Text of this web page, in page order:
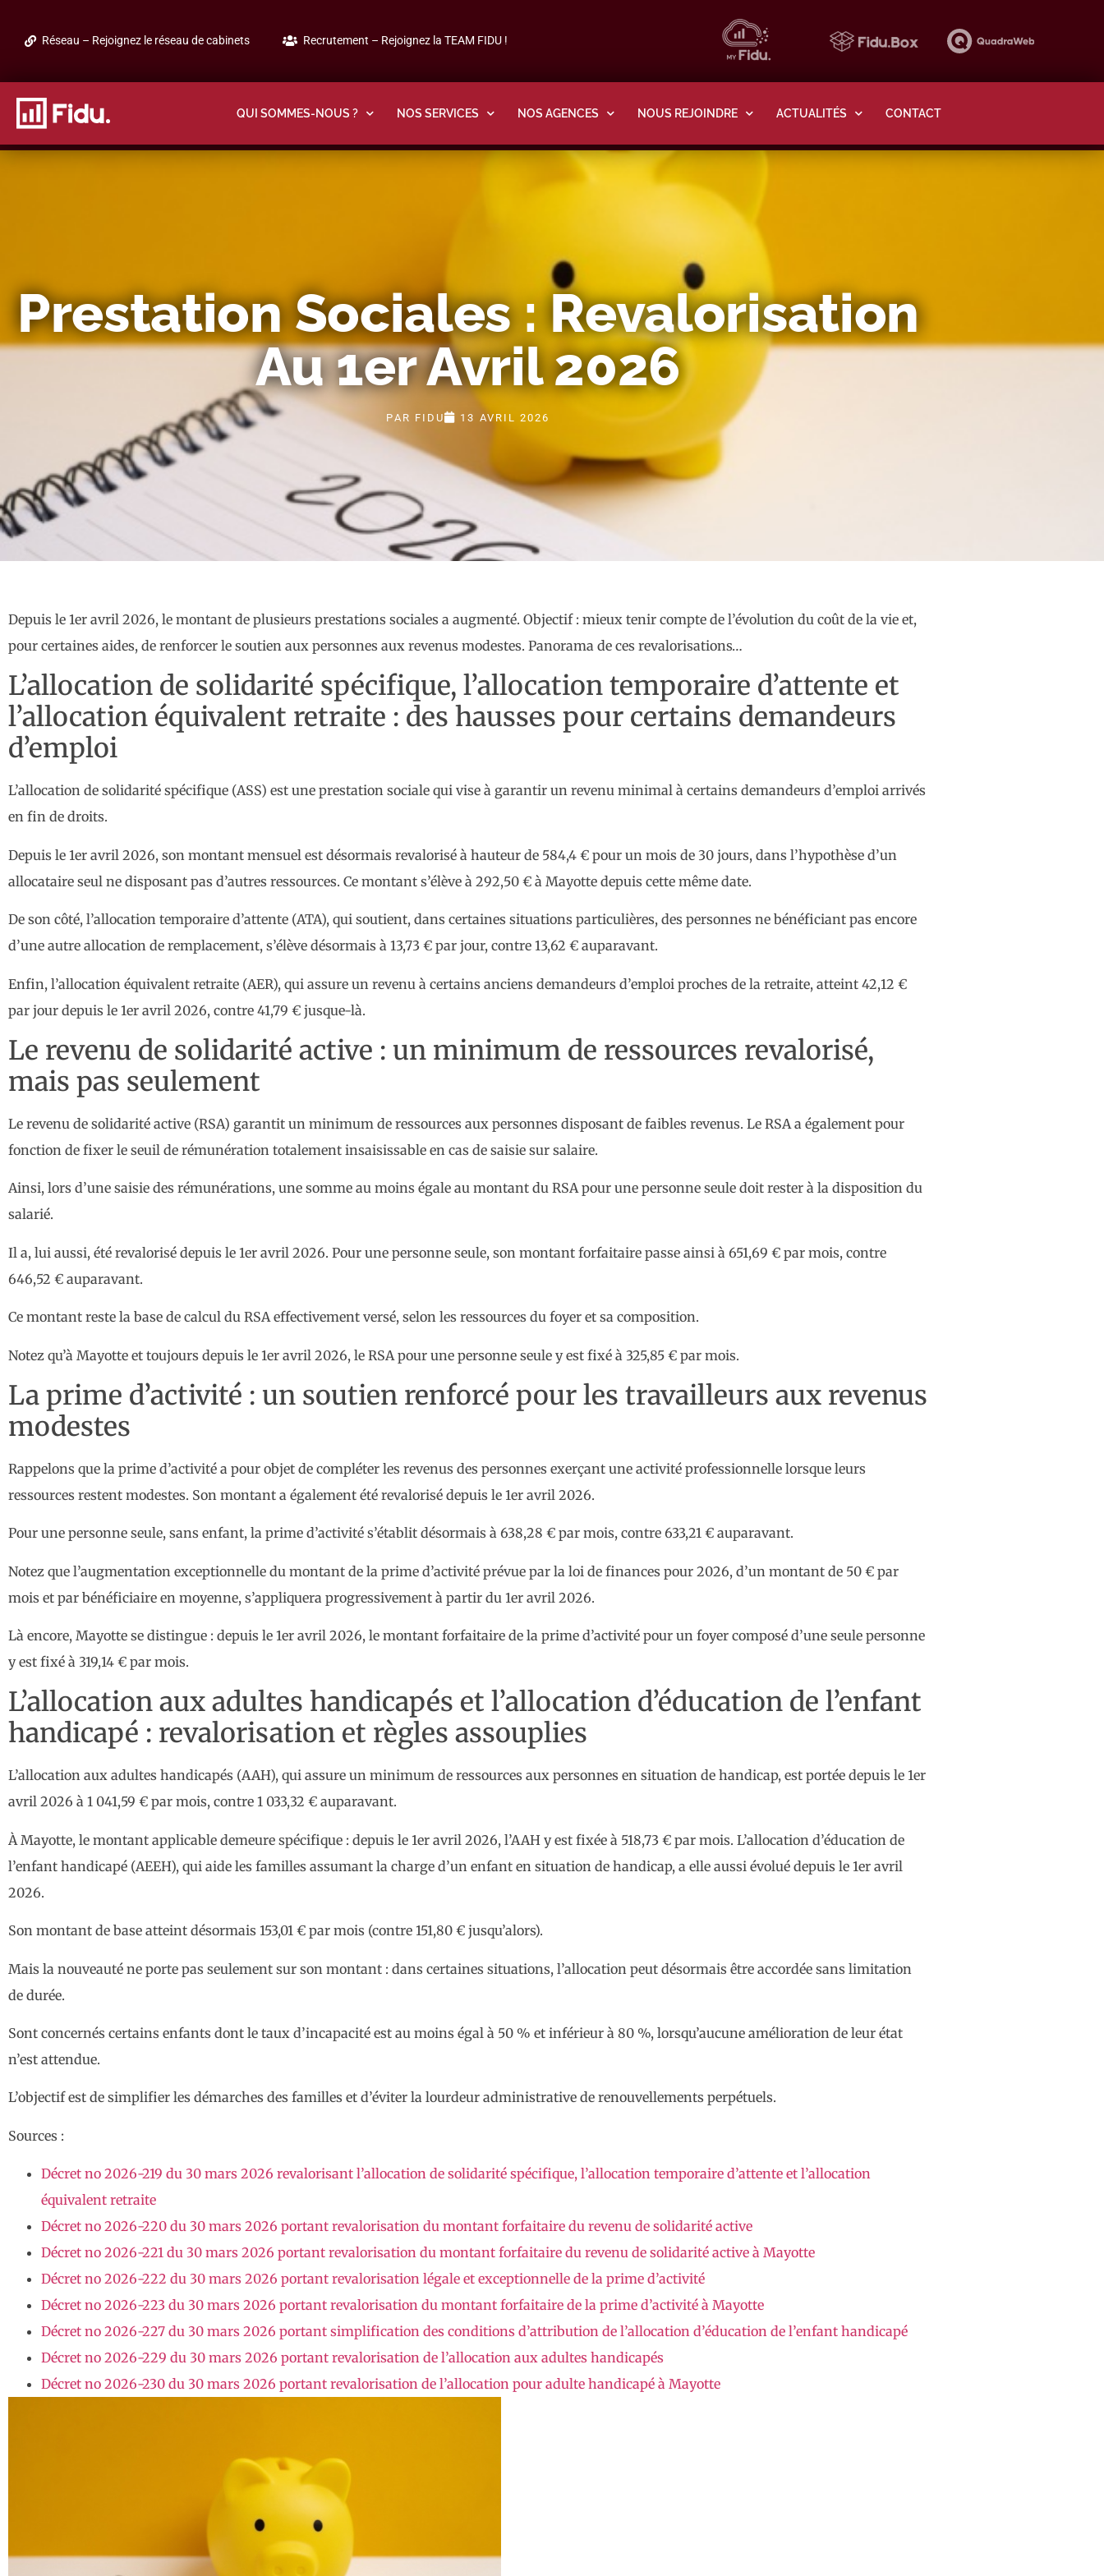
Réseau – Rejoignez le réseau de cabinets Recrutement – Rejoignez la TEAM FIDU !
QUI SOMMES-NOUS ? NOS SERVICES NOS AGENCES NOUS REJOINDRE ACTUALITÉS CONTACT
Prestation Sociales : Revalorisation
Au 1er Avril 2026
PAR FIDU 13 AVRIL 2026
Depuis le 1er avril 2026, le montant de plusieurs prestations sociales a augmenté. Objectif : mieux tenir compte de l’évolution du coût de la vie et,
pour certaines aides, de renforcer le soutien aux personnes aux revenus modestes. Panorama de ces revalorisations…
L’allocation de solidarité spécifique, l’allocation temporaire d’attente et
l’allocation équivalent retraite : des hausses pour certains demandeurs
d’emploi
L’allocation de solidarité spécifique (ASS) est une prestation sociale qui vise à garantir un revenu minimal à certains demandeurs d’emploi arrivés
en fin de droits.
Depuis le 1er avril 2026, son montant mensuel est désormais revalorisé à hauteur de 584,4 € pour un mois de 30 jours, dans l’hypothèse d’un
allocataire seul ne disposant pas d’autres ressources. Ce montant s’élève à 292,50 € à Mayotte depuis cette même date.
De son côté, l’allocation temporaire d’attente (ATA), qui soutient, dans certaines situations particulières, des personnes ne bénéficiant pas encore
d’une autre allocation de remplacement, s’élève désormais à 13,73 € par jour, contre 13,62 € auparavant.
Enfin, l’allocation équivalent retraite (AER), qui assure un revenu à certains anciens demandeurs d’emploi proches de la retraite, atteint 42,12 €
par jour depuis le 1er avril 2026, contre 41,79 € jusque-là.
Le revenu de solidarité active : un minimum de ressources revalorisé,
mais pas seulement
Le revenu de solidarité active (RSA) garantit un minimum de ressources aux personnes disposant de faibles revenus. Le RSA a également pour
fonction de fixer le seuil de rémunération totalement insaisissable en cas de saisie sur salaire.
Ainsi, lors d’une saisie des rémunérations, une somme au moins égale au montant du RSA pour une personne seule doit rester à la disposition du
salarié.
Il a, lui aussi, été revalorisé depuis le 1er avril 2026. Pour une personne seule, son montant forfaitaire passe ainsi à 651,69 € par mois, contre
646,52 € auparavant.
Ce montant reste la base de calcul du RSA effectivement versé, selon les ressources du foyer et sa composition.
Notez qu’à Mayotte et toujours depuis le 1er avril 2026, le RSA pour une personne seule y est fixé à 325,85 € par mois.
La prime d’activité : un soutien renforcé pour les travailleurs aux revenus
modestes
Rappelons que la prime d’activité a pour objet de compléter les revenus des personnes exerçant une activité professionnelle lorsque leurs
ressources restent modestes. Son montant a également été revalorisé depuis le 1er avril 2026.
Pour une personne seule, sans enfant, la prime d’activité s’établit désormais à 638,28 € par mois, contre 633,21 € auparavant.
Notez que l’augmentation exceptionnelle du montant de la prime d’activité prévue par la loi de finances pour 2026, d’un montant de 50 € par
mois et par bénéficiaire en moyenne, s’appliquera progressivement à partir du 1er avril 2026.
Là encore, Mayotte se distingue : depuis le 1er avril 2026, le montant forfaitaire de la prime d’activité pour un foyer composé d’une seule personne
y est fixé à 319,14 € par mois.
L’allocation aux adultes handicapés et l’allocation d’éducation de l’enfant
handicapé : revalorisation et règles assouplies
L’allocation aux adultes handicapés (AAH), qui assure un minimum de ressources aux personnes en situation de handicap, est portée depuis le 1er
avril 2026 à 1 041,59 € par mois, contre 1 033,32 € auparavant.
À Mayotte, le montant applicable demeure spécifique : depuis le 1er avril 2026, l’AAH y est fixée à 518,73 € par mois. L’allocation d’éducation de
l’enfant handicapé (AEEH), qui aide les familles assumant la charge d’un enfant en situation de handicap, a elle aussi évolué depuis le 1er avril
2026.
Son montant de base atteint désormais 153,01 € par mois (contre 151,80 € jusqu’alors).
Mais la nouveauté ne porte pas seulement sur son montant : dans certaines situations, l’allocation peut désormais être accordée sans limitation
de durée.
Sont concernés certains enfants dont le taux d’incapacité est au moins égal à 50 % et inférieur à 80 %, lorsqu’aucune amélioration de leur état
n’est attendue.
L’objectif est de simplifier les démarches des familles et d’éviter la lourdeur administrative de renouvellements perpétuels.
Sources :
Décret no 2026-219 du 30 mars 2026 revalorisant l’allocation de solidarité spécifique, l’allocation temporaire d’attente et l’allocation
équivalent retraite
Décret no 2026-220 du 30 mars 2026 portant revalorisation du montant forfaitaire du revenu de solidarité active
Décret no 2026-221 du 30 mars 2026 portant revalorisation du montant forfaitaire du revenu de solidarité active à Mayotte
Décret no 2026-222 du 30 mars 2026 portant revalorisation légale et exceptionnelle de la prime d’activité
Décret no 2026-223 du 30 mars 2026 portant revalorisation du montant forfaitaire de la prime d’activité à Mayotte
Décret no 2026-227 du 30 mars 2026 portant simplification des conditions d’attribution de l’allocation d’éducation de l’enfant handicapé
Décret no 2026-229 du 30 mars 2026 portant revalorisation de l’allocation aux adultes handicapés
Décret no 2026-230 du 30 mars 2026 portant revalorisation de l’allocation pour adulte handicapé à Mayotte